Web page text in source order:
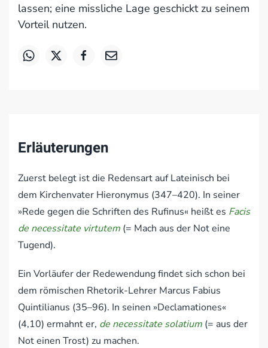
lassen; eine missliche Lage geschickt zu seinem
Vorteil nutzen.
Erläuterungen
Zuerst belegt ist die Redensart auf Lateinisch bei
dem Kirchenvater Hieronymus (347–420). In seiner
»Rede gegen die Schriften des Rufinus« heißt es Facis
de necessitate virtutem (= Mach aus der Not eine
Tugend).
Ein Vorläufer der Redewendung findet sich schon bei
dem römischen Rhetorik-Lehrer Marcus Fabius
Quintilianus (35–96). In seinen »Declamationes«
(4,10) ermahnt er, de necessitate solatium (= aus der
Not einen Trost) zu machen.